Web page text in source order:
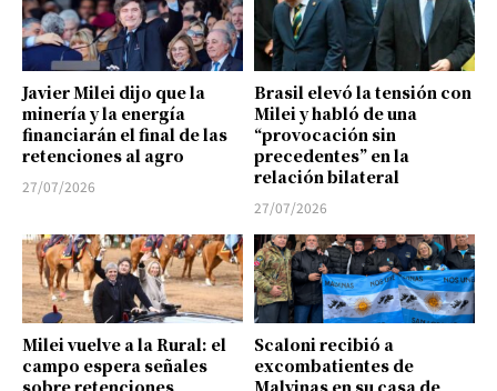
Javier Milei dijo que la
minería y la energía
financiarán el final de las
retenciones al agro
27/07/2026
Brasil elevó la tensión con
Milei y habló de una
“provocación sin
precedentes” en la
relación bilateral
27/07/2026
Milei vuelve a la Rural: el
campo espera señales
sobre retenciones,
Scaloni recibió a
excombatientes de
Malvinas en su casa de